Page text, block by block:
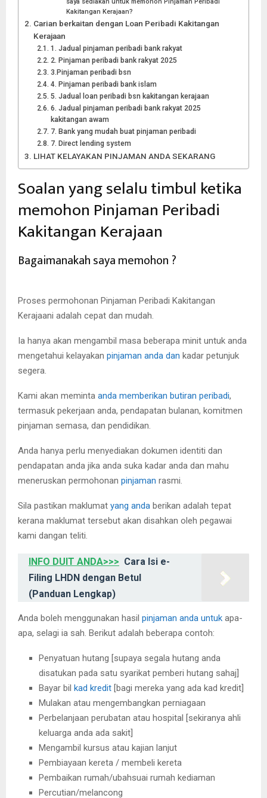
Kakitangan Kerajaan?
Carian berkaitan dengan Loan Peribadi Kakitangan
Kerajaan
1. Jadual pinjaman peribadi bank rakyat
2. Pinjaman peribadi bank rakyat 2025
3.Pinjaman peribadi bsn
4. Pinjaman peribadi bank islam
5. Jadual loan peribadi bsn kakitangan kerajaan
6. Jadual pinjaman peribadi bank rakyat 2025
kakitangan awam
7. Bank yang mudah buat pinjaman peribadi
7. Direct lending system
LIHAT KELAYAKAN PINJAMAN ANDA SEKARANG
Soalan yang selalu timbul ketika
memohon Pinjaman Peribadi
Kakitangan Kerajaan
Bagaimanakah saya memohon ?
Proses permohonan Pinjaman Peribadi Kakitangan
Kerajaani adalah cepat dan mudah.
Ia hanya akan mengambil masa beberapa minit untuk anda
mengetahui kelayakan pinjaman anda dan kadar petunjuk
segera.
Kami akan meminta anda memberikan butiran peribadi,
termasuk pekerjaan anda, pendapatan bulanan, komitmen
pinjaman semasa, dan pendidikan.
Anda hanya perlu menyediakan dokumen identiti dan
pendapatan anda jika anda suka kadar anda dan mahu
meneruskan permohonan pinjaman rasmi.
Sila pastikan maklumat yang anda berikan adalah tepat
kerana maklumat tersebut akan disahkan oleh pegawai
kami dangan teliti.
INFO DUIT ANDA>>> Cara Isi e-
Filing LHDN dengan Betul
(Panduan Lengkap)
Anda boleh menggunakan hasil pinjaman anda untuk apa-
apa, selagi ia sah. Berikut adalah beberapa contoh:
Penyatuan hutang [supaya segala hutang anda
disatukan pada satu syarikat pemberi hutang sahaj]
Bayar bil kad kredit [bagi mereka yang ada kad kredit]
Mulakan atau mengembangkan perniagaan
Perbelanjaan perubatan atau hospital [sekiranya ahli
keluarga anda ada sakit]
Mengambil kursus atau kajian lanjut
Pembiayaan kereta / membeli kereta
Pembaikan rumah/ubahsuai rumah kediaman
Percutian/melancong